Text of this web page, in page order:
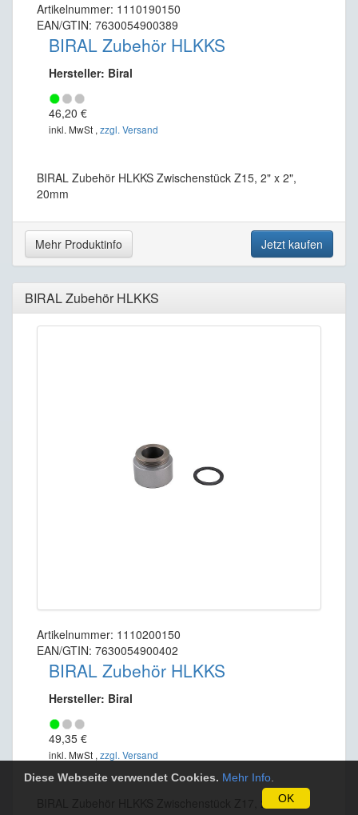
Diese Webseite verwendet Cookies. Mehr Info
OK
Artikelnummer: 1110190150
EAN/GTIN: 7630054900389
BIRAL Zubehör HLKKS
Hersteller: Biral
46,20 €
inkl. MwSt , zzgl. Versand
BIRAL Zubehör HLKKS Zwischenstück Z15, 2" x 2",
20mm
Mehr Produktinfo Jetzt kaufen
BIRAL Zubehör HLKKS
Artikelnummer: 1110200150
EAN/GTIN: 7630054900402
BIRAL Zubehör HLKKS
Hersteller: Biral
49,35 €
inkl. MwSt , zzgl. Versand
BIRAL Zubehör HLKKS Zwischenstück Z17, 2" x 2",